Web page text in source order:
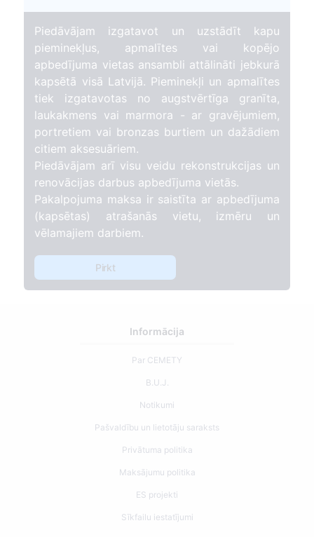
Piedāvājam izgatavot un uzstādīt kapu
pieminekļus, apmalītes vai kopējo
apbedījuma vietas ansambli attālināti jebkurā
kapsētā visā Latvijā. Pieminekļi un apmalītes
tiek izgatavotas no augstvērtīga granīta,
laukakmens vai marmora - ar gravējumiem,
portretiem vai bronzas burtiem un dažādiem
citiem aksesuāriem.
Piedāvājam arī visu veidu rekonstrukcijas un
renovācijas darbus apbedījuma vietās.
Pakalpojuma maksa ir saistīta ar apbedījuma
(kapsētas) atrašanās vietu, izmēru un
vēlamajiem darbiem.
Pirkt
Informācija
Par CEMETY
B.U.J.
Notikumi
Pašvaldību un lietotāju saraksts
Privātuma politika
Maksājumu politika
ES projekti
Sīkfailu iestatījumi